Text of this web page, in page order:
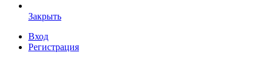
Закрыть
Вход
Регистрация